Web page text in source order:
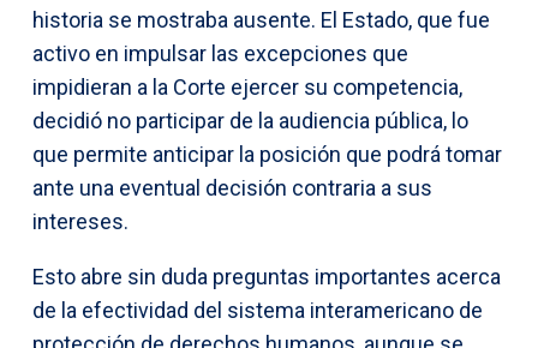
historia se mostraba ausente. El Estado, que fue
activo en impulsar las excepciones que
impidieran a la Corte ejercer su competencia,
decidió no participar de la audiencia pública, lo
que permite anticipar la posición que podrá tomar
ante una eventual decisión contraria a sus
intereses.
Esto abre sin duda preguntas importantes acerca
de la efectividad del sistema interamericano de